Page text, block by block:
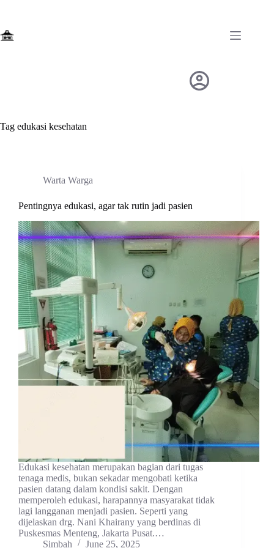
Tag edukasi kesehatan
Warta Warga
Pentingnya edukasi, agar tak rutin jadi pasien
Edukasi kesehatan merupakan bagian dari tugas
tenaga medis, bukan sekadar mengobati ketika
pasien datang dalam kondisi sakit. Dengan
memperoleh edukasi, harapannya masyarakat tidak
lagi langganan menjadi pasien. Seperti yang
dijelaskan drg. Nani Khairany yang berdinas di
Puskesmas Menteng, Jakarta Pusat.…
Simbah
June 25, 2025